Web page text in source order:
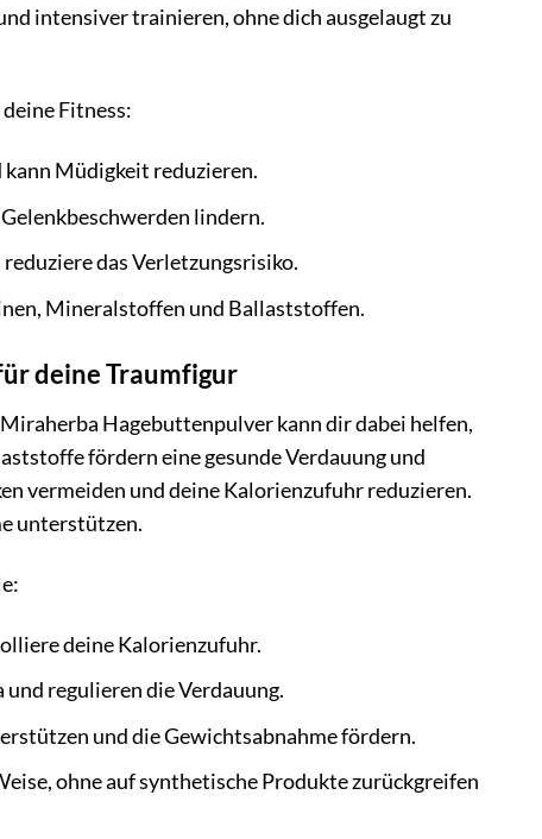
intensiver trainieren, ohne dich ausgelaugt zu
Fitness:
Müdigkeit reduzieren.
lindern.
das Verletzungsrisiko.
Mineralstoffen und Ballaststoffen.
deine Traumfigur
Hagebuttenpulver kann dir dabei helfen,
fördern eine gesunde Verdauung und
vermeiden und deine Kalorienzufuhr reduzieren.
unterstützen.
deine Kalorienzufuhr.
regulieren die Verdauung.
und die Gewichtsabnahme fördern.
ohne auf synthetische Produkte zurückgreifen